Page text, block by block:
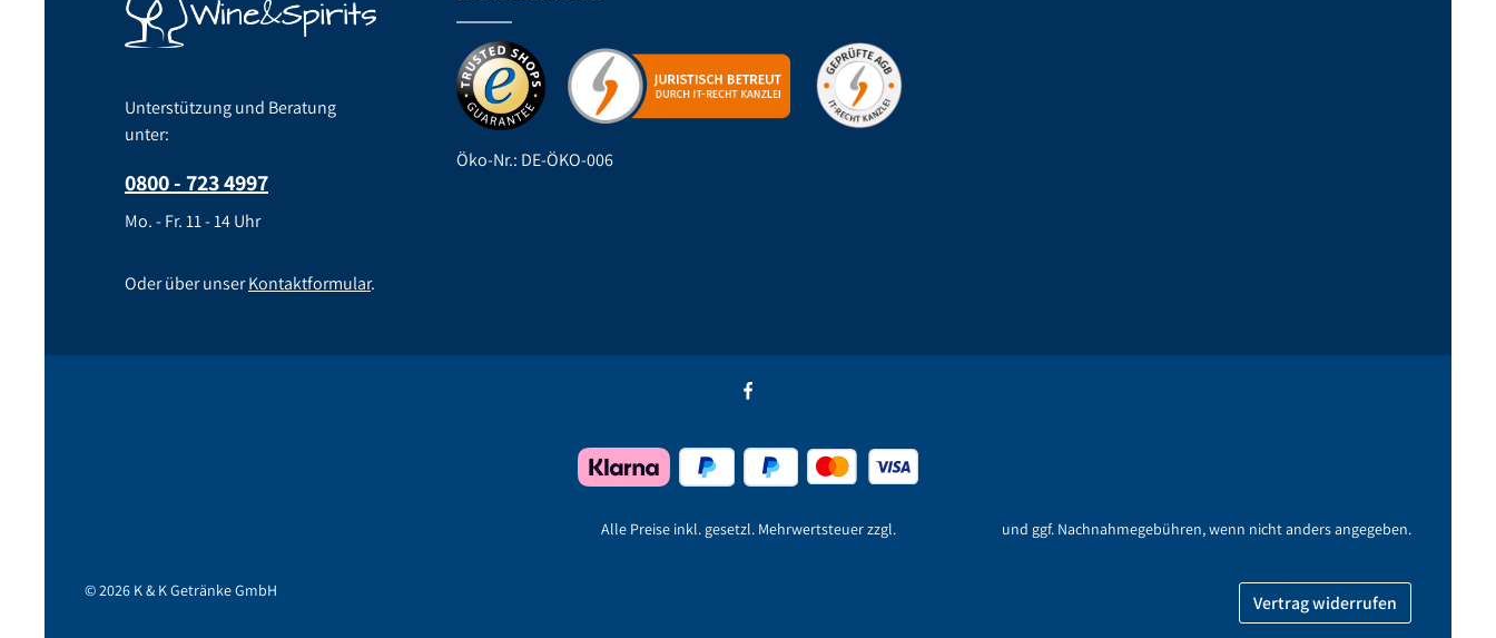
Unterstützung und Beratung
unter:
0800 - 723 4997
Mo. - Fr. 11 - 14 Uhr
Oder über unserKontaktformular.
Öko-Nr.: DE-ÖKO-006
Alle Preise inkl. gesetzl. Mehrwertsteuer zzgl. und ggf. Nachnahmegebühren, wenn nicht anders angegeben.
© 2026 K & K Getränke GmbH
Vertrag widerrufen